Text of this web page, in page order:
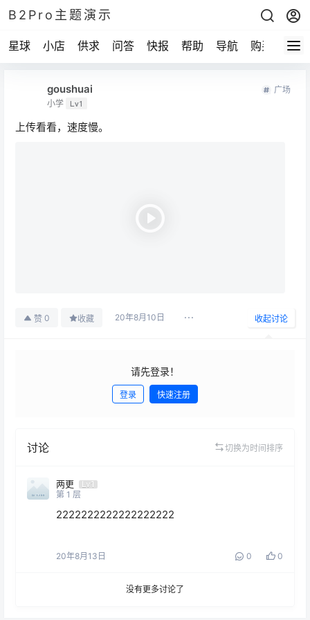
B2Pro主题演示
星球 小店 供求 问答 快报 帮助 导航 购买
goushuai
小学 Lv1
广场
上传看看，速度慢。
赞 0 收藏 20年8月10日 收起讨论
请先登录！
登录 快速注册
讨论 切换为时间排序
两更
Lv1
第 1 层
2222222222222222222
20年8月13日 0 0
没有更多讨论了